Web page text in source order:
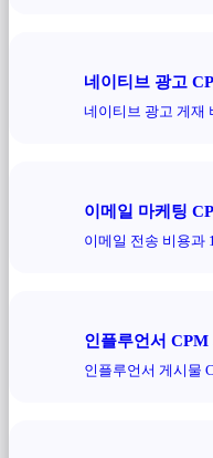
네이티브 광고
네이티브 광고 게재
이메일 마케팅
이메일 전송 비용과
인플루언서 CPM
인플루언서 게시물